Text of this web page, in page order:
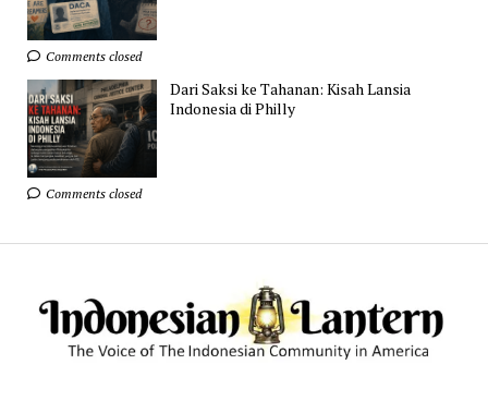
Comments closed
Dari Saksi ke Tahanan: Kisah Lansia
Indonesia di Philly
Comments closed